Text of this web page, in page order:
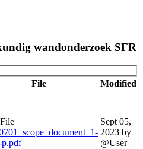
wandonderzoek SFR
File Modified
p.pdf
Sept 05,
2023 by
@User